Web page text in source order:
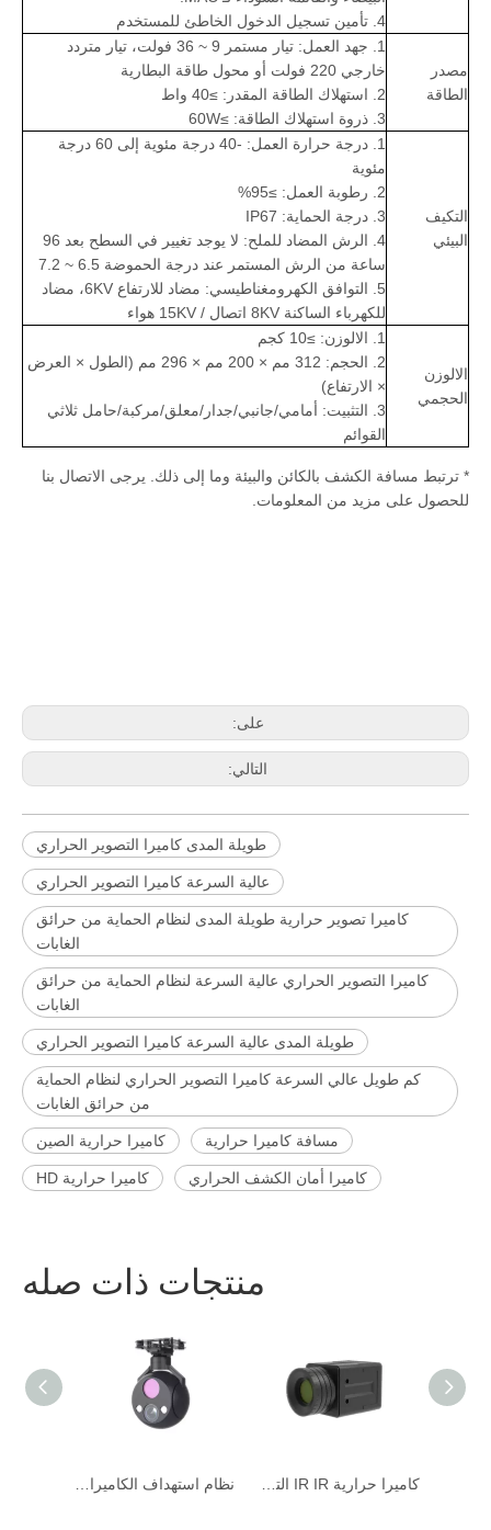
4. تأمين تسجيل الدخول الخاطئ للمستخدم
مصدر
الطاقة
1. جهد العمل: تيار مستمر 9 ~ 36 فولت، تيار متردد
خارجي 220 فولت أو محول طاقة البطارية
2. استهلاك الطاقة المقدر: ≥40 واط
3. ذروة استهلاك الطاقة: ≥60W
التكيف
البيئي
1. درجة حرارة العمل: -40 درجة مئوية إلى 60 درجة
مئوية
2. رطوبة العمل: ≥95%
3. درجة الحماية: IP67
4. الرش المضاد للملح: لا يوجد تغيير في السطح بعد 96
ساعة من الرش المستمر عند درجة الحموضة 6.5 ~ 7.2
5. التوافق الكهرومغناطيسي: مضاد للارتفاع 6KV، مضاد
للكهرباء الساكنة 8KV اتصال / 15KV هواء
الالوزن
الحجمي
1. الالوزن: ≥10 كجم
2. الحجم: 312 مم × 200 مم × 296 مم (الطول × العرض
× الارتفاع)
3. التثبيت: أمامي/جانبي/جدار/معلق/مركبة/حامل ثلاثي
القوائم
* ترتبط مسافة الكشف بالكائن والبيئة وما إلى ذلك. يرجى الاتصال بنا
للحصول على مزيد من المعلومات.
على:
التالي:
طويلة المدى كاميرا التصوير الحراري
عالية السرعة كاميرا التصوير الحراري
كاميرا تصوير حرارية طويلة المدى لنظام الحماية من حرائق
الغابات
كاميرا التصوير الحراري عالية السرعة لنظام الحماية من حرائق
الغابات
طويلة المدى عالية السرعة كاميرا التصوير الحراري
كم طويل عالي السرعة كاميرا التصوير الحراري لنظام الحماية
من حرائق الغابات
كاميرا حرارية الصين مسافة كاميرا حرارية
كاميرا حرارية HD كاميرا أمان الكشف الحراري
منتجات ذات صله